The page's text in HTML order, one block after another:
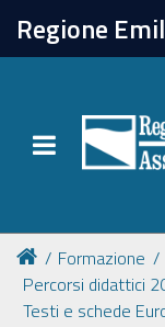
Regione
Toggle
chiudi
Attività
Formazione
Eventi
Formazione
Percorsi didattici
Testi e schede